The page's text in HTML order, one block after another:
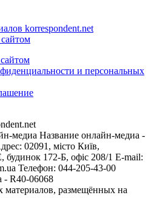
korrespondent.net
и персональных
медиа Название онлайн-медиа -
02091, місто Київ,
172-Б, офіс 208/1 E-mail:
Телефон: 044-205-43-00
- R40-06068
размещённых на